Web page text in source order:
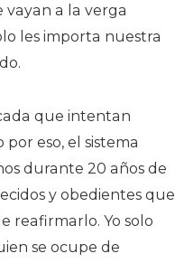
vayan a la verga
les importa nuestra
que intentan
eso, el sistema
durante 20 años de
y obedientes que
reafirmarlo. Yo solo
se ocupe de